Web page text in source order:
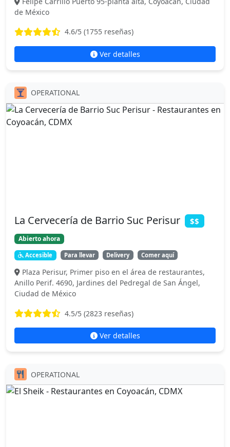
de México
4.6/5 (1755 reseñas)
Ver detalles
OPERATIONAL
La Cervecería de Barrio Suc Perisur $$
Abierto ahora
Accesible Para llevar Delivery Comer aquí
Plaza Perisur, Primer piso en el área de restaurantes,
Anillo Perif. 4690, Jardines del Pedregal de San Ángel,
Ciudad de México
4.5/5 (2823 reseñas)
Ver detalles
OPERATIONAL